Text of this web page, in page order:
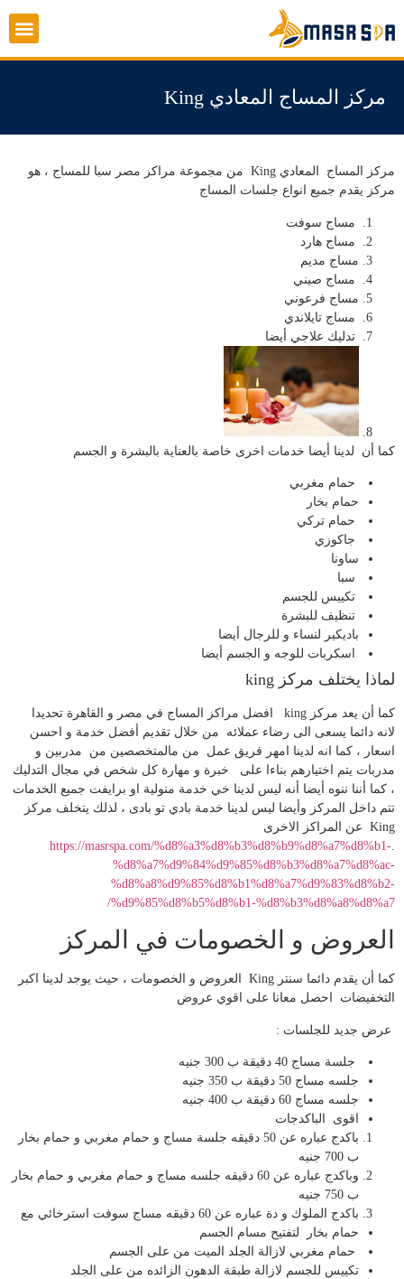
مركز المساج المعادي King
مركز المساج المعادي King من مجموعة مراكز مصر سبا للمساج ، هو
مركز يقدم جميع انواع جلسات المساج
مساج سوفت
مساج هارد
مساج مديم
مساج صيني
مساج فرعوني
مساج تايلاندي
تدليك علاجي أيضا
كما أن لدينا أيضا خدمات اخرى خاصة بالعناية بالبشرة و الجسم
حمام مغربي
حمام بخار
حمام تركي
جاكوزي
ساونا
سبا
تكييس للجسم
تنظيف للبشرة
باديكير لنساء و للرجال أيضا
اسكربات للوجه و الجسم أيضا
لماذا يختلف مركز king
كما أن يعد مركز king افضل مراكز المساج في مصر و القاهرة تحديدا
لانه دائما يسعى الى رضاء عملائه من خلال تقديم أفضل خدمة و احسن
اسعار ، كما انه لدينا امهر فريق عمل من مالمتخصصين من مدربين و
مدربات يتم اختيارهم بناءا على خبرة و مهارة كل شخص في مجال التدليك
، كما أننا ننوه أيضا أنه ليس لدينا خي خدمة منولية او برايفت جميع الخدمات
تتم داخل المركز وأيضا ليس لدينا خدمة بادي تو بادى ، لذلك يتخلف مركز
King عن المراكز الاخرى
.
https://masrspa.com/%d8%a3%d8%b3%d8%b9%d8%a7%d8%b1-
%d8%a7%d9%84%d9%85%d8%b3%d8%a7%d8%ac-
%d8%a8%d9%85%d8%b1%d8%a7%d9%83%d8%b2-
%d9%85%d8%b5%d8%b1-%d8%b3%d8%a8%d8%a7/
العروض و الخصومات في المركز
كما أن يقدم دائما سنتر King العروض و الخصومات ، حيث يوجد لدينا اكبر
التخفيضات احصل معانا على اقوي عروض
عرض جديد للجلسات :
جلسة مساج 40 دقيقة ب 300 جنيه
جلسه مساج 50 دقيقة ب 350 جنيه
جلسه مساج 60 دقيقة ب 400 جنيه
اقوى الباكدجات
باكدج عباره عن 50 دقيقه جلسة مساج و حمام مغربي و حمام بخار
ب 700 جنيه
وباكدج عباره عن 60 دقيقه جلسه مساج و حمام مغربي و حمام بخار
ب 750 جنيه
باكدج الملوك و دة عباره عن 60 دقيقه مساج سوفت استرخائي مع
حمام بخار لتفتيح مسام الجسم
حمام مغربي لازالة الجلد الميت من على الجسم
تكييس للجسم لازالة طبقة الدهون الزائده من على الجلد